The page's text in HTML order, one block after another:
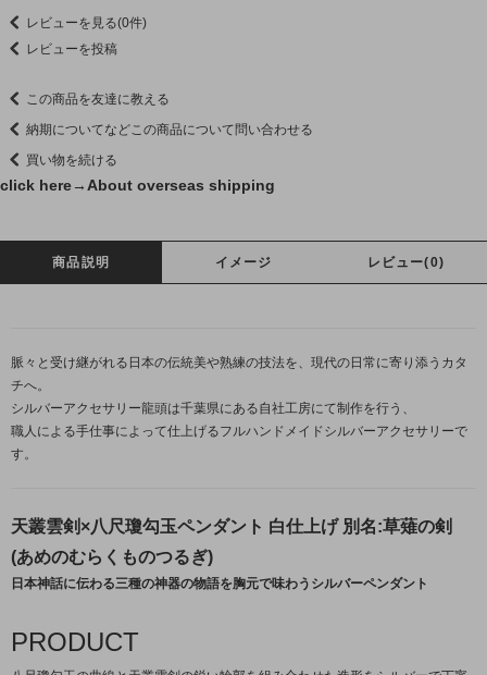
レビューを見る(0件)
レビューを投稿
この商品を友達に教える
納期についてなどこの商品について問い合わせる
買い物を続ける
click here→ About overseas shipping
商品説明 イメージ レビュー(0)
脈々と受け継がれる日本の伝統美や熟練の技法を、現代の日常に寄り添うカタ
チへ。
シルバーアクセサリー龍頭は千葉県にある自社工房にて制作を行う、
職人による手仕事によって仕上げるフルハンドメイドシルバーアクセサリーで
す。
天叢雲剣×八尺瓊勾玉ペンダント 白仕上げ 別名:草薙の剣
(あめのむらくものつるぎ)
日本神話に伝わる三種の神器の物語を胸元で味わうシルバーペンダント
PRODUCT